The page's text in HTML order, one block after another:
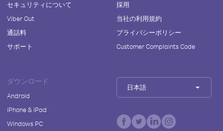
セキュリティについて
Viber Out
通話料
サポート
採用
当社の利用規約
プライバシーポリシー
Customer Complaints Code
ダウンロード
Android
iPhone & iPad
Windows PC
日本語